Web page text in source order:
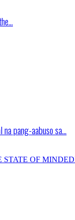
na pang-aabuso sa…
STATE OF MIND